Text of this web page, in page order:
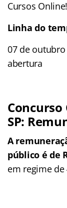
Cursos Online!
Linha do
07 de
abertura
Concurso
SP:
A
público é de
em regime